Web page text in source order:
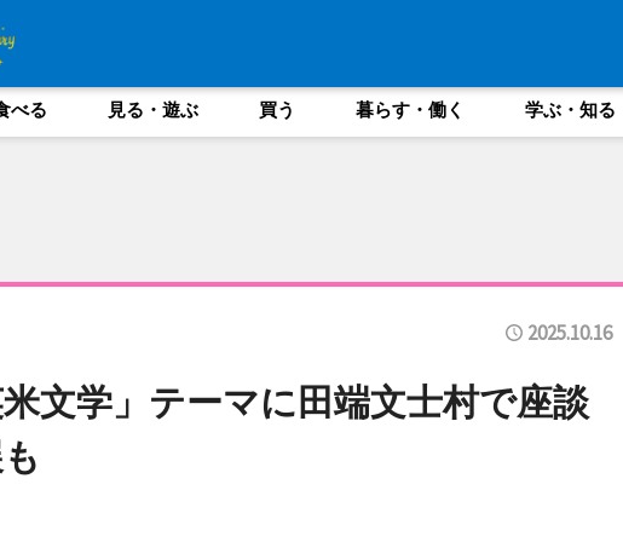
べる 見る・遊ぶ 買う 暮らす・働く 学ぶ・知る
2025.10.16
米文学」テーマに田端文士村で座談